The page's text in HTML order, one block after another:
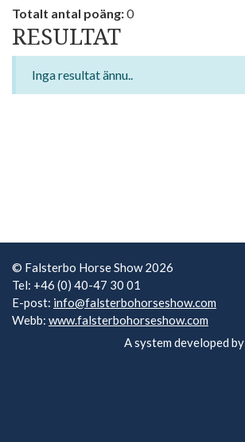
Totalt antal poäng:0
RESULTAT
Inga resultat ännu..
© Falsterbo Horse Show 2026
Tel: +46 (0) 40-47 30 01
E-post: info@falsterbohorseshow.com
Webb: www.falsterbohorseshow.com
A system developed by